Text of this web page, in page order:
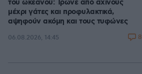
του ωκεανού: Τρώνε από αχινούς
μέχρι γάτες και προφυλακτικά,
αψηφούν ακόμη και τους τυφώνες
06.08.2026, 14:45 8